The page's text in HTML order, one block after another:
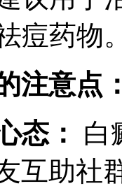
痘药物。
注意点：
态：
白
互助社